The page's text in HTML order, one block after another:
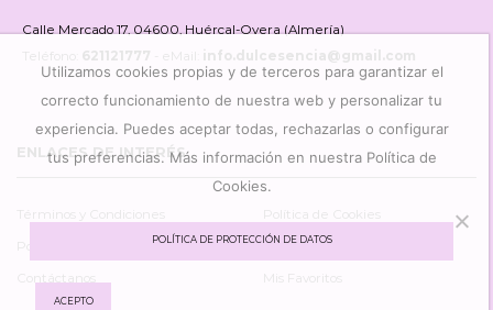
Calle Mercado 17, 04600, Huércal-Overa (Almería)
Teléfono: 621121777 info.dulcesencia@gmail.com
ENLACES DE INTERÉS
Términos y Condiciones
Política Protección de Datos
Contáctanos
Política de Cookies
Mi Cuenta
Mis Favoritos
Utilizamos cookies propias y de terceros para garantizar el
correcto funcionamiento de nuestra web y personalizar tu
experiencia. Puedes aceptar todas, rechazarlas o configurar
tus preferencias. Más información en nuestra Política de
Cookies.
POLÍTICA DE PROTECCIÓN DE DATOS
ACEPTO